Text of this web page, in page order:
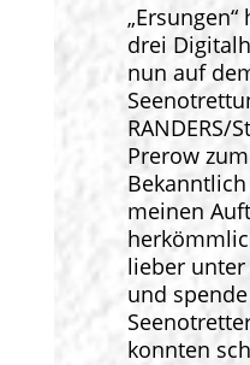
drei
nun auf
RANDERS/
Prerow
meinen
lieber unter
und
konnten